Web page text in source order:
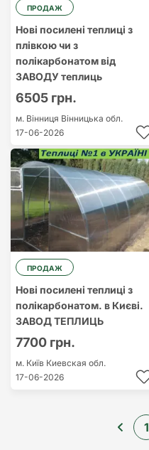
ПРОДАЖ
Нові посилені теплиці з
плівкою чи з
полікарбонатом від
ЗАВОДУ теплиць
6505 грн.
м. Вінниця Вінницька обл.
17-06-2026
ПРОДАЖ
Нові посилені теплиці з
полікарбонатом. в Києві.
ЗАВОД ТЕПЛИЦЬ
7700 грн.
м. Київ Киевская обл.
17-06-2026
1